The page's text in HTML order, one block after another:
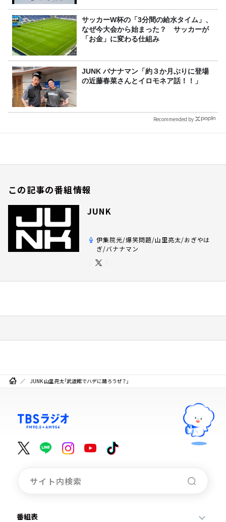
サッカーW杯の「3分間の給水タイム」、
なぜ今大会から始まった？ サッカーが
「お金」に変わる仕組み
JUNK バナナマン「約３か月ぶりに登場
の近藤春菜さんとイロモネア話！！」
Recommended by
この記事の番組情報
JUNK
伊集院光/爆笑問題/山里亮太/おぎやは
ぎ/バナナマン
JUNK 山里亮太「武道館でハデに踊ろうぜ？」
番組表